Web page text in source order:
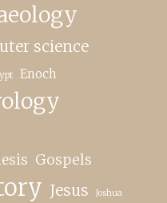
science
Enoch
Gospels
Jesus Joshua